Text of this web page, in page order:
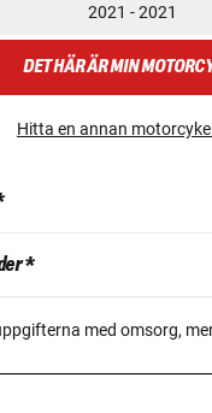
2021 - 2021
DET HÄR ÄR MIN
Hitta en annan
*
med omsorg,